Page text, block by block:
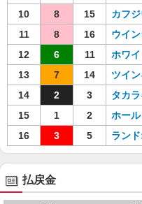
10
8 15 カフ
11
8 16 ウイ
12
6 11 ホワ
13
7 14 ツイ
14
2 3 タカ
15
1 2 ホー
16
3 5 ラン
払戻金